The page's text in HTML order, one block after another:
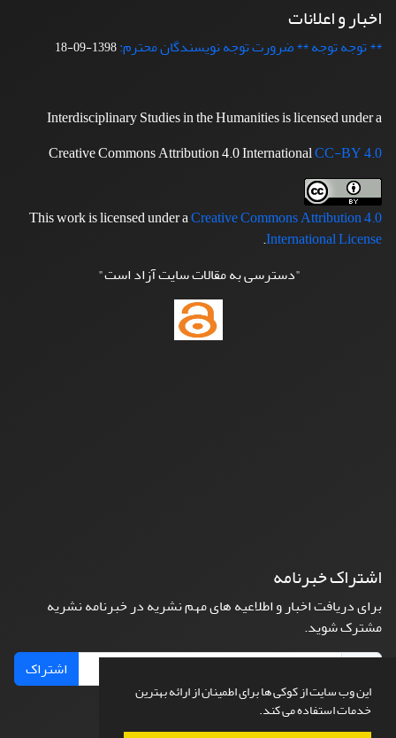
این وب سایت از کوکی ها برای اطمینان از ارائه بهترین
خدمات استفاده می کند.
اخبار و اعلانات
** توجه توجه ** ضرورت توجه نویسندگان محترم:1398-09-18
Interdisciplinary Studies in the Humanities is licensed under a
Creative Commons Attribution 4.0 InternationalCC-BY 4.0
This work is licensed under aCreative Commons Attribution 4.0
International License
.
"دسترسی به مقالات سایت آزاد است"
اشتراک خبرنامه
برای دریافت اخبار و اطلاعیه های مهم نشریه در خبرنامه نشریه
مشترک شوید.
اشتراک